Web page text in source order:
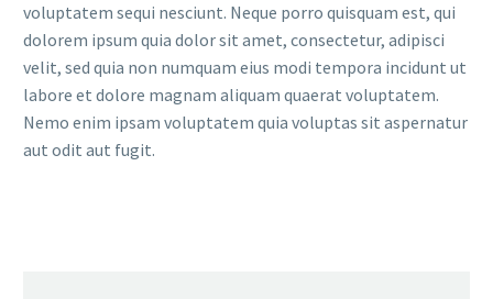
voluptatem sequi nesciunt. Neque porro quisquam est, qui
dolorem ipsum quia dolor sit amet, consectetur, adipisci
velit, sed quia non numquam eius modi tempora incidunt ut
labore et dolore magnam aliquam quaerat voluptatem.
Nemo enim ipsam voluptatem quia voluptas sit aspernatur
aut odit aut fugit.